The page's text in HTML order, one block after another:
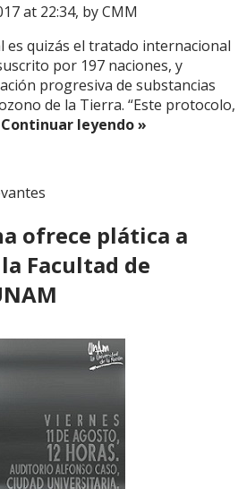
at 22:34, byCMM
es quizás el tratado internacional
por 197 naciones, y
progresiva de substancias
de la Tierra. “Este protocolo,
Continuar leyendo »
ofrece plática a
Facultad de